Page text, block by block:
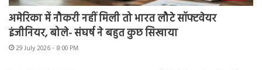
अमेरिका में नौकरी नहीं मिली तो भारत लौटे सॉफ्टवेयर
इंजीनियर, बोले- संघर्ष ने बहुत कुछ सिखाया
29 July 2026 - 8:00 PM